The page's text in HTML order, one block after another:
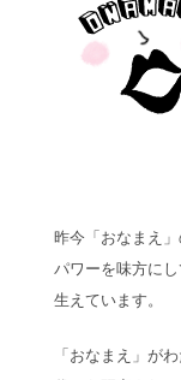
昨今「おなまえ
パワーを味方に
生えています。
「おなまえ」が